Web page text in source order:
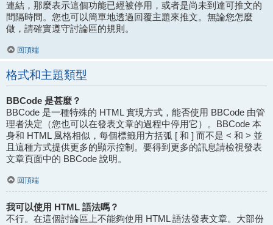
連結，那麼表示這個功能已經被停用，或者是尚未到達可推文的
間隔時間。您也可以簡單地透過回覆主題來推文。無論您怎麼
做，請確實遵守討論區的規則。
回頂端
格式和主題類型
BBCode 是甚麼？
BBCode 是一種特殊的 HTML 實現方式，能否使用 BBCode 由管
理者決定（您也可以在發表文章的過程中停用它）。BBCode 本
身和 HTML 風格相似，每個標籤用方括弧 [ 和 ] 而不是 < 和 > 並
且這種方式提供更多的顯示控制。要得到更多的訊息請檢視發表
文章頁面中的 BBCode 說明。
回頂端
我可以使用 HTML 語法嗎？
不行。在這個討論區上不能夠使用 HTML 語法發表文章。大部份